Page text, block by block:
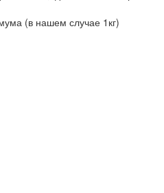
(в нашем случае 1кг)